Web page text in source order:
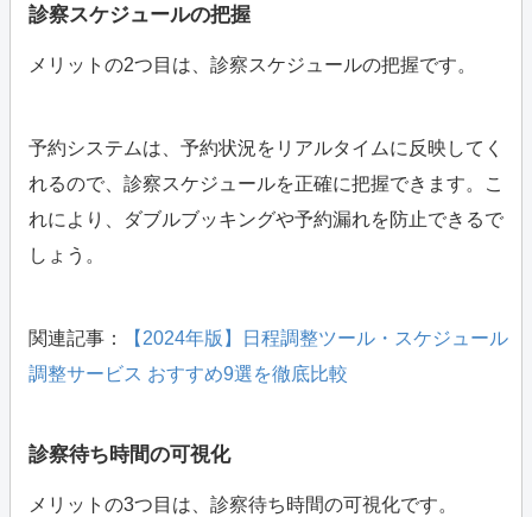
診察スケジュールの把握
メリットの2つ目は、診察スケジュールの把握です。
予約システムは、予約状況をリアルタイムに反映してく
れるので、診察スケジュールを正確に把握できます。こ
れにより、ダブルブッキングや予約漏れを防止できるで
しょう。
関連記事：
【2024年版】日程調整ツール・スケジュール
調整サービス おすすめ9選を徹底比較
診察待ち時間の可視化
メリットの3つ目は、診察待ち時間の可視化です。